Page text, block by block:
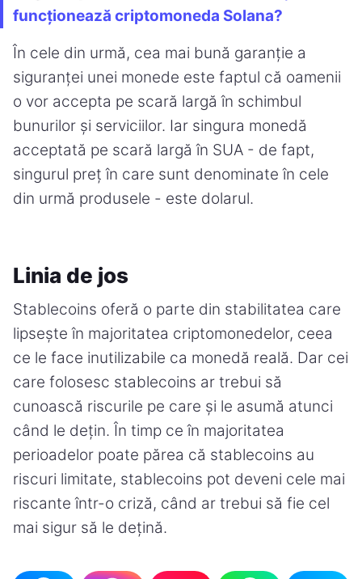
funcționează criptomoneda Solana?
În cele din urmă, cea mai bună garanție a
siguranței unei monede este faptul că oamenii
o vor accepta pe scară largă în schimbul
bunurilor și serviciilor. Iar singura monedă
acceptată pe scară largă în SUA - de fapt,
singurul preț în care sunt denominate în cele
din urmă produsele - este dolarul.
Linia de jos
Stablecoins oferă o parte din stabilitatea care
lipsește în majoritatea criptomonedelor, ceea
ce le face inutilizabile ca monedă reală. Dar cei
care folosesc stablecoins ar trebui să
cunoască riscurile pe care și le asumă atunci
când le dețin. În timp ce în majoritatea
perioadelor poate părea că stablecoins au
riscuri limitate, stablecoins pot deveni cele mai
riscante într-o criză, când ar trebui să fie cel
mai sigur să le dețină.